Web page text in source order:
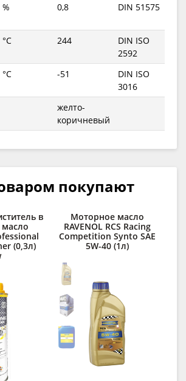
% 0,8 DIN 51575
°C 244
DIN ISO
2592
°C -51
DIN ISO
3016
желто-
коричневый
покупают
в
(0,3л)
Моторное масло
RAVENOL RCS Racing
Competition Synto SAE
5W-40 (1л)